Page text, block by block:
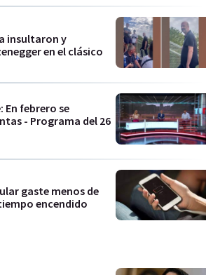
insultaron y
en el clásico
En febrero se
- Programa del 26
gaste menos de
encendido